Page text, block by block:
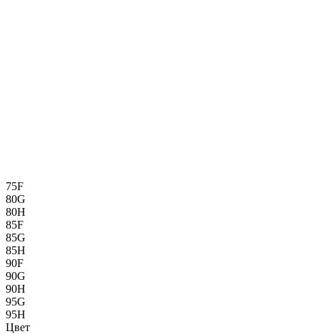
75F
80G
80H
85F
85G
85H
90F
90G
90H
95G
95H
Цвет